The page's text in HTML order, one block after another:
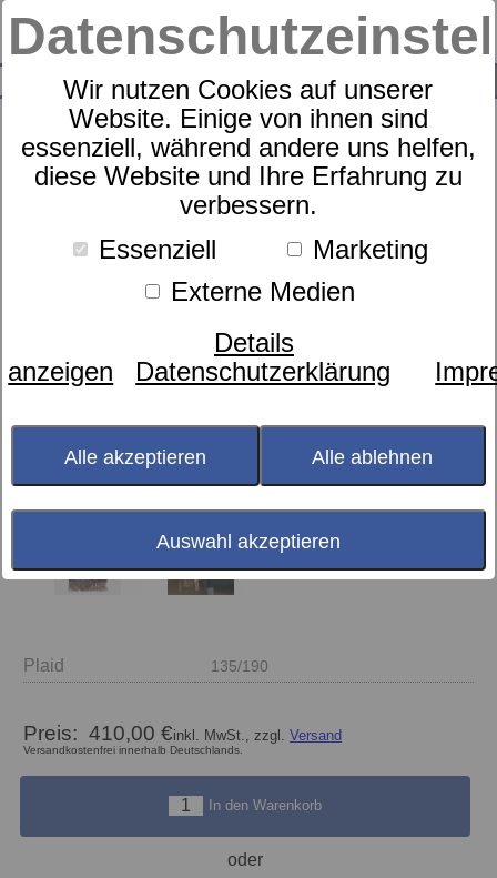
Wir nutzen Cookies auf unserer
Website. Einige von ihnen sind
essenziell, während andere uns helfen,
diese Website und Ihre Erfahrung zu
verbessern.
Essenziell
Marketing
Externe Medien
Details
anzeigen
Datenschutzerklärung
Alle akzeptieren Alle ablehnen
Auswahl akzeptieren
SUCHE
0
Alassio Cashmereplaid
Wendeoptik Eagle Products
Plaid 135/190
Preis: 410,00 €inkl. MwSt., zzgl. Versand
Versandkostenfrei innerhalb Deutschlands.
In den Warenkorb
oder